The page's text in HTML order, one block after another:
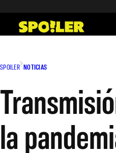
contenido
SPOILER NOTICIAS
la